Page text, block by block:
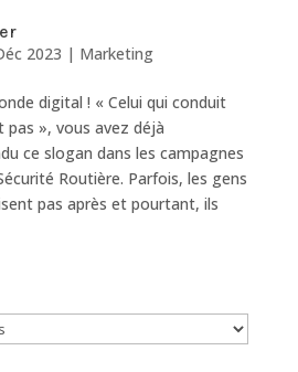
2023 | Marketing
digital ! « Celui qui conduit
pas », vous avez déjà
ce slogan dans les campagnes
Routière. Parfois, les gens
pas après et pourtant, ils